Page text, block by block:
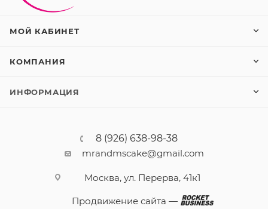
МОЙ КАБИНЕТ
КОМПАНИЯ
ИНФОРМАЦИЯ
8 (926) 638-98-38
mrandmscake@gmail.com
Москва, ул. Перерва, 41к1
Продвижение сайта —